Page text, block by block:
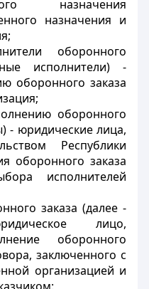
назначения
назначения и
оборонного
исполнители) -
оборонного заказа
оборонного
- юридические лица,
Республики
оборонного заказа
исполнителей
заказа (далее -
лицо,
оборонного
заключенного с
организацией и